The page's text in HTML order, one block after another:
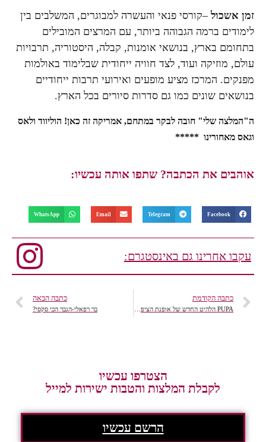
זמן אשכול –קורסי פנאי והעשרה למבוגרים, המשלבים בין
לימודים ברמה הגבוהה ביותר, עם המרצים המובילים
בתחומם בארץ, בנושאי אומנות, קבלה, היסטוריה, תרבויות
עולם, מוזיקה ועוד, לצד חוויה ייחודית שבלימוד באולמות
מפנקים. המרכז מציע מופעים ואירועי תרבות ייחודיים
בנושאים שונים כמו גם סדרות סיורים בכל הארץ.
ה"המלצה שלי" חובה לבקר במתחם, אמריקה זה כאן! הוליווד ולאס
וגאס מאחורינו *****
אוהבים את הכתבה? שתפו אותה עכשיו:
Facebook
Telegram
Email
WhatsApp
עקבו אחרינו גם באינסטגרם:
כתבה הקודמת כתבה הבאה
בר רפאלי-הגבר הכי סקסי?
הצטרפו עכשיו
לקבלת המלצות והטבות ישירות למייל
הרשם עכשיו